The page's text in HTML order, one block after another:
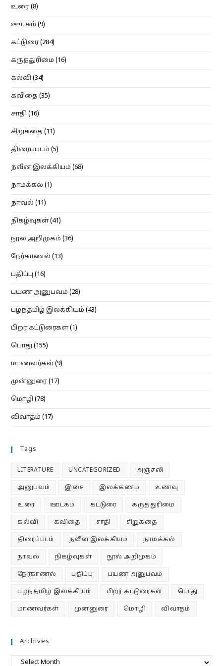
உரை(8)
ஊடகம் (9)
கட்டுரை(284)
கருத்துரிமை (16)
கல்வி (34)
கவிதை (35)
சாதி (16)
சிறுகதை (11)
திரைப்படம் (5)
நவீன இலக்கியம் (68)
நாமக்கல் (1)
நாவல் (11)
நிகழ்வுகள்(41)
நூல் அறிமுகம் (36)
நேர்காணல் (13)
பதிப்பு (16)
பயண அனுபவம் (28)
பழந்தமிழ் இலக்கியம் (43)
பிறர் கட்டுரைகள்(1)
பொது (155)
மாணவர்கள்(9)
முன்னுரை(17)
மொழி (78)
விவாதம் (17)
Tags
LITERATURE UNCATEGORIZED அஞ்சலி
அனுபவம் இசை இலக்கணம் உணவு
உரை ஊடகம் கட்டுரை கருத்துரிமை
கல்வி கவிதை சாதி சிறுகதை
திரைப்படம் நவீன இலக்கியம் நாமக்கல்
நாவல் நிகழ்வுகள் நூல் அறிமுகம்
நேர்காணல் பதிப்பு பயண அனுபவம்
பழந்தமிழ் இலக்கியம் பிறர் கட்டுரைகள் பொது
மாணவர்கள் முன்னுரை மொழி விவாதம்
Archives
Archives